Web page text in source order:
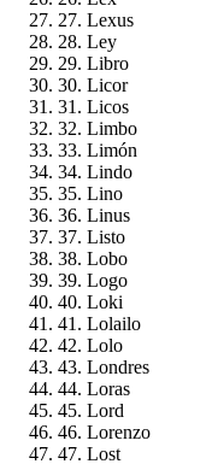
27. Lexus
28. Ley
29. Libro
30. Licor
31. Licos
32. Limbo
33. Limón
34. Lindo
35. Lino
36. Linus
37. Listo
38. Lobo
39. Logo
40. Loki
41. Lolailo
42. Lolo
43. Londres
44. Loras
45. Lord
46. Lorenzo
47. Lost